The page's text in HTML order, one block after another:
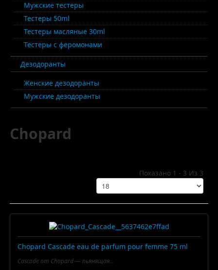
Мужские тестеры
Тестеры 50ml
Тестеры масляные 30ml
Тестеры с феромонами
Дезодоранты
Женские дезодоранты
Мужские дезодоранты
Chopard
Показано 1 - 3 Из 3
Chopard Cascade eau de parfum pour femme 75 ml
Cascade от Chopard — пьянящая...